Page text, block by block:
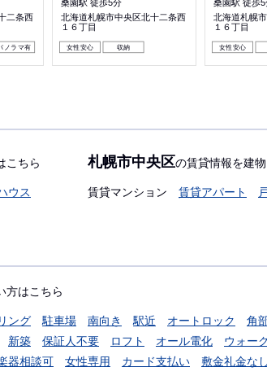
二条西
ノラマ有
桑園駅 徒歩5分
北海道札幌市中央区北十二条西
１６丁目
女性安心 収納
桑園駅 徒歩5
北海道札幌
１６丁目
女性安心
こちら
ウス
札幌市中央区の賃貸情報を建
賃貸マンション 賃貸アパート
方はこちら
ング 駐車場 南向き 駅近 オートロック 角
新築 保証人不要 ロフト オール電化 ウォー
器相談可 女性専用 カード支払い 敷金礼金なし